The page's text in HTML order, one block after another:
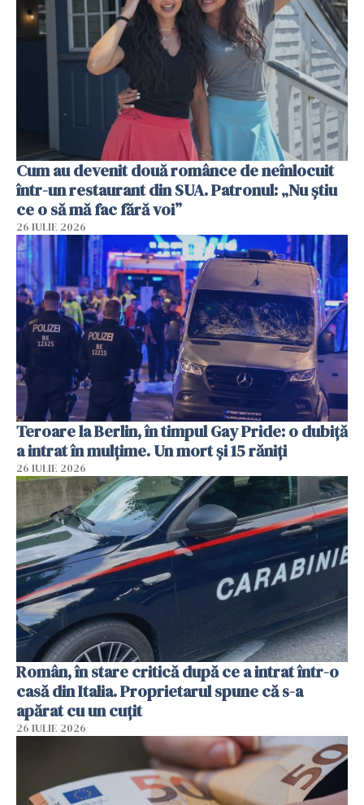
Cum au devenit două românce de neînlocuit
într-un restaurant din SUA. Patronul: „Nu știu
ce o să mă fac fără voi”
26 IULIE 2026
Teroare la Berlin, în timpul Gay Pride: o dubiță
a intrat în mulțime. Un mort și 15 răniți
26 IULIE 2026
Român, în stare critică după ce a intrat într-o
casă din Italia. Proprietarul spune că s-a
apărat cu un cuțit
26 IULIE 2026